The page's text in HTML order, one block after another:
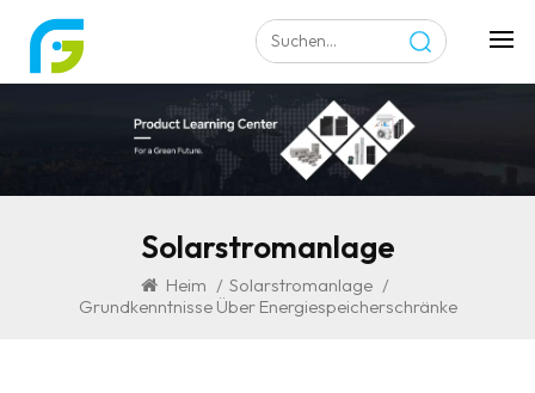
Solarstromanlage
Heim / Solarstromanlage /
Grundkenntnisse Über Energiespeicherschränke